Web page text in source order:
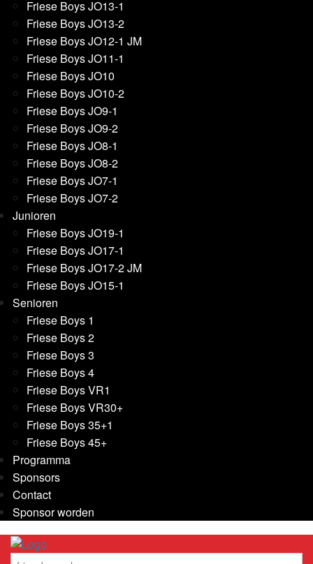
Friese Boys JO13-1
Friese Boys JO13-2
Friese Boys JO12-1 JM
Friese Boys JO11-1
Friese Boys JO10
Friese Boys JO10-2
Friese Boys JO9-1
Friese Boys JO9-2
Friese Boys JO8-1
Friese Boys JO8-2
Friese Boys JO7-1
Friese Boys JO7-2
Junioren
Friese Boys JO19-1
Friese Boys JO17-1
Friese Boys JO17-2 JM
Friese Boys JO15-1
Senioren
Friese Boys 1
Friese Boys 2
Friese Boys 3
Friese Boys 4
Friese Boys VR1
Friese Boys VR30+
Friese Boys 35+1
Friese Boys 45+
Programma
Sponsors
Contact
Sponsor worden